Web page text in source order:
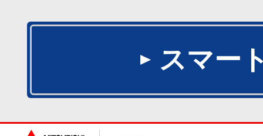
スマー